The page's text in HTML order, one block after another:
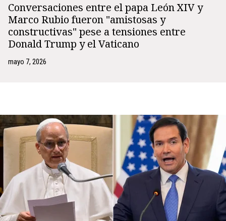
Conversaciones entre el papa León XIV y
Marco Rubio fueron "amistosas y
constructivas" pese a tensiones entre
Donald Trump y el Vaticano
mayo 7, 2026